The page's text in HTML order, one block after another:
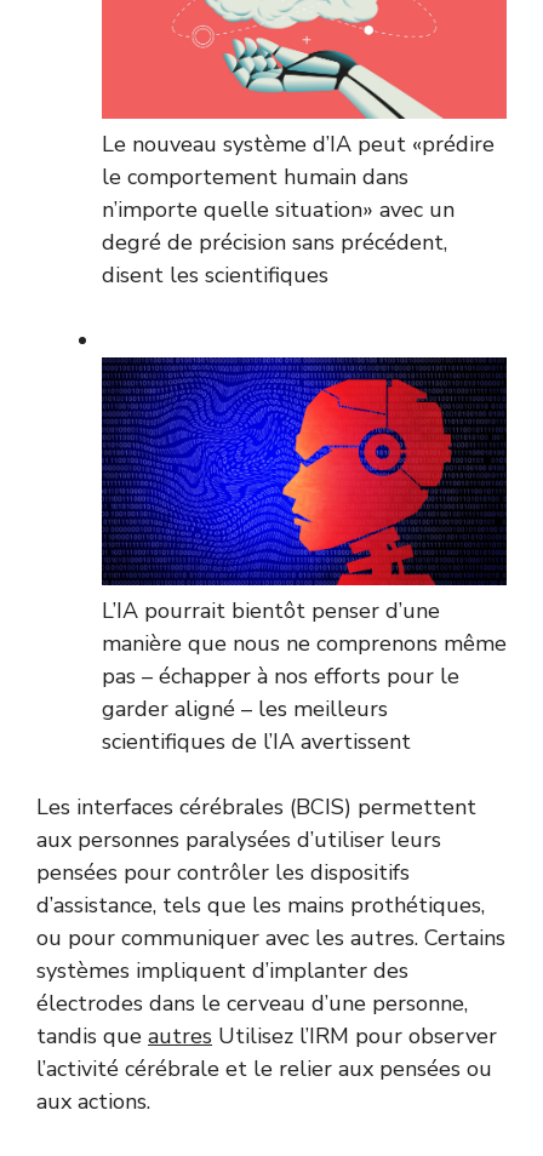
Le nouveau système d’IA peut «prédire
le comportement humain dans
n’importe quelle situation» avec un
degré de précision sans précédent,
disent les scientifiques
L’IA pourrait bientôt penser d’une
manière que nous ne comprenons même
pas – échapper à nos efforts pour le
garder aligné – les meilleurs
scientifiques de l’IA avertissent
Les interfaces cérébrales (BCIS) permettent
aux personnes paralysées d’utiliser leurs
pensées pour contrôler les dispositifs
d’assistance, tels que les mains prothétiques,
ou pour communiquer avec les autres. Certains
systèmes impliquent d’implanter des
électrodes dans le cerveau d’une personne,
tandis que autres Utilisez l’IRM pour observer
l’activité cérébrale et le relier aux pensées ou
aux actions.